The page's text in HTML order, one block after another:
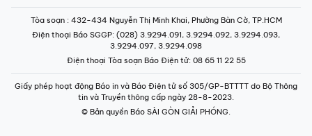
Tòa soạn : 432-434 Nguyễn Thị Minh Khai, Phường Bàn Cờ, TP.HCM
Điện thoại Báo SGGP: (028) 3.9294.091, 3.9294.092, 3.9294.093,
3.9294.097, 3.9294.098
Điện thoại Tòa soạn Báo Điện tử: 08 65 11 22 55
Giấy phép hoạt động Báo in và Báo Điện tử số 305/GP-BTTTT do Bộ Thông
tin và Truyền thông cấp ngày 28-8-2023.
© Bản quyền Báo SÀI GÒN GIẢI PHÓNG.